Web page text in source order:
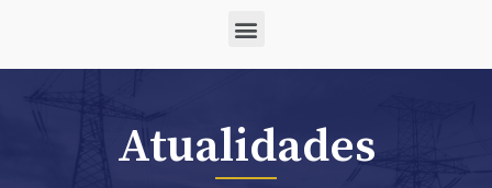
Atualidades